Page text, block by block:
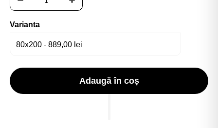
Varianta
Adaugă în coș